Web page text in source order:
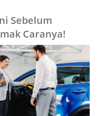
Sebelum
Caranya!